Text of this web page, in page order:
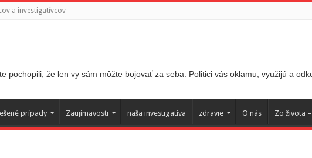
a investigatívcov
pochopili, že len vy sám môžte bojovať za seba. Politici vás oklamu, využijú a
prípady Zaujímavosti naša investigatíva zdravie O nás Zo života